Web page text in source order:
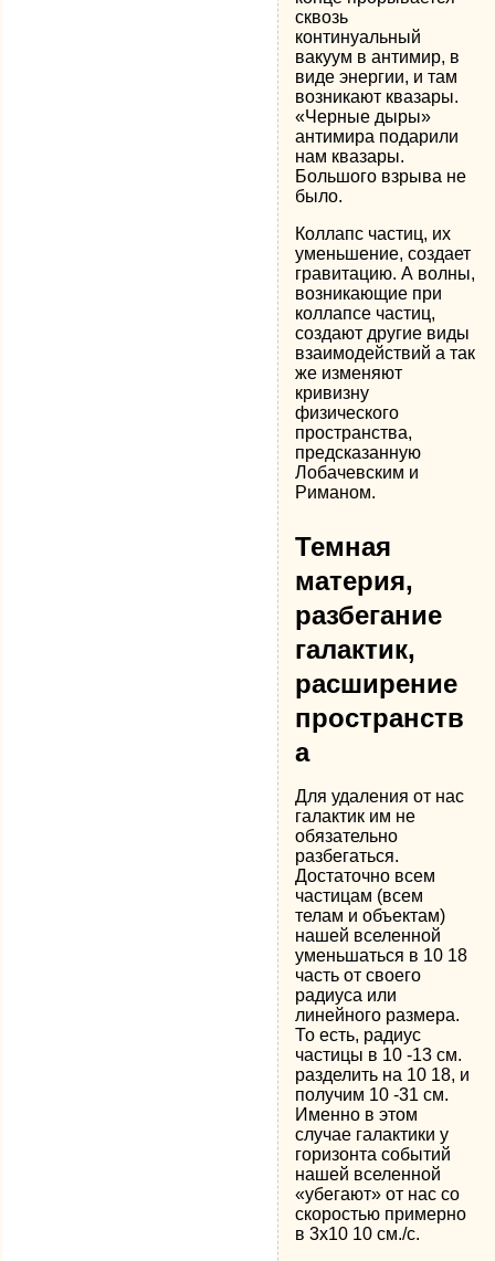
сквозь
континуальный
вакуум в антимир, в
виде энергии, и там
возникают квазары.
«Черные дыры»
антимира подарили
нам квазары.
Большого взрыва не
было.
Коллапс частиц, их
уменьшение, создает
гравитацию. А волны,
возникающие при
коллапсе частиц,
создают другие виды
взаимодействий а так
же изменяют
кривизну
физического
пространства,
предсказанную
Лобачевским и
Риманом.
Темная
материя,
разбегание
галактик,
расширение
пространств
а
Для удаления от нас
галактик им не
обязательно
разбегаться.
Достаточно всем
частицам (всем
телам и объектам)
нашей вселенной
уменьшаться в 10 18
часть от своего
радиуса или
линейного размера.
То есть, радиус
частицы в 10 -13 см.
разделить на 10 18, и
получим 10 -31 см.
Именно в этом
случае галактики у
горизонта событий
нашей вселенной
«убегают» от нас со
скоростью примерно
в 3х10 10 см./с.